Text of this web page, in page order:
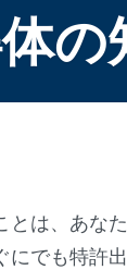
の
は、あなた
でも特許